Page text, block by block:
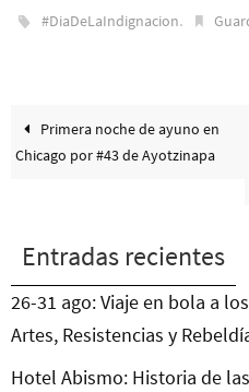
#DiaDeLaIndignacion.
Primera noche de ayuno en
Chicago por #43 de Ayotzinapa
Entradas recientes
26-31 ago: Viaje en bola a
Artes, Resistencias y
Hotel Abismo: Historia de